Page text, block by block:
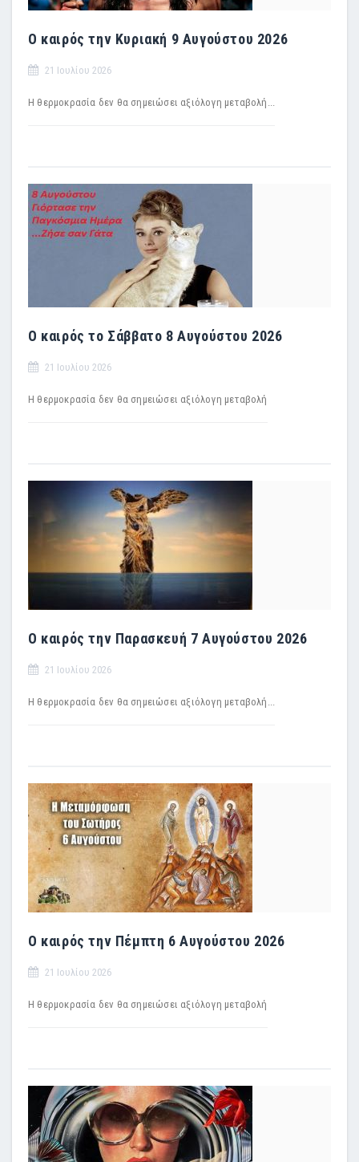
Ο καιρός την Κυριακή 9 Αυγούστου 2026
21 Ιουλίου 2026
Η θερμοκρασία δεν θα σημειώσει αξιόλογη μεταβολή...
Ο καιρός το Σάββατο 8 Αυγούστου 2026
21 Ιουλίου 2026
Η θερμοκρασία δεν θα σημειώσει αξιόλογη μεταβολή
Ο καιρός την Παρασκευή 7 Αυγούστου 2026
21 Ιουλίου 2026
Η θερμοκρασία δεν θα σημειώσει αξιόλογη μεταβολή...
Ο καιρός την Πέμπτη 6 Αυγούστου 2026
21 Ιουλίου 2026
H θερμοκρασία δεν θα σημειώσει αξιόλογη μεταβολή